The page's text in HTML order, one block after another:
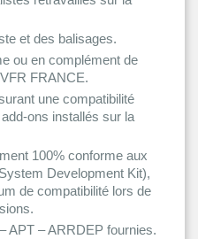
et des balisages.
ou en complément de
FRANCE.
une compatibilité
ons installés sur la
100% conforme aux
Development Kit),
de compatibilité lors de
APT – ARRDEP fournies.